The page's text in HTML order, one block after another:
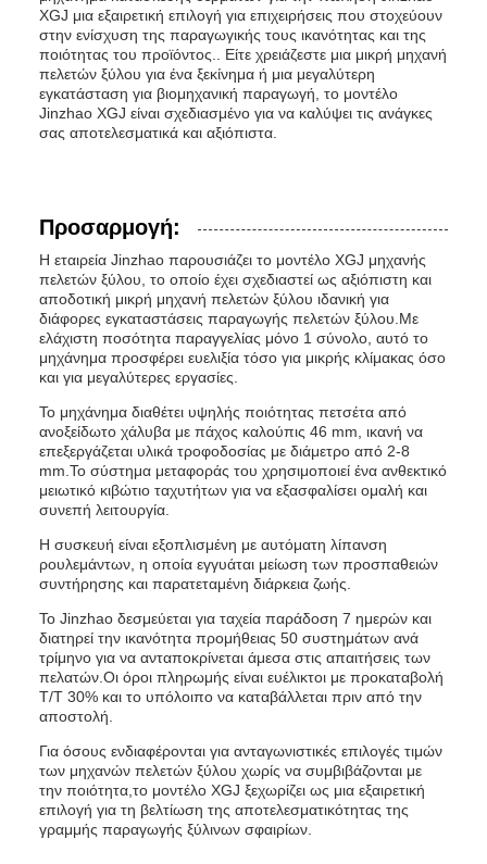
XGJ μια εξαιρετική επιλογή για επιχειρήσεις που στοχεύουν
στην ενίσχυση της παραγωγικής τους ικανότητας και της
ποιότητας του προϊόντος.. Είτε χρειάζεστε μια μικρή μηχανή
πελετών ξύλου για ένα ξεκίνημα ή μια μεγαλύτερη
εγκατάσταση για βιομηχανική παραγωγή, το μοντέλο
Jinzhao XGJ είναι σχεδιασμένο για να καλύψει τις ανάγκες
σας αποτελεσματικά και αξιόπιστα.
Προσαρμογή:
Η εταιρεία Jinzhao παρουσιάζει το μοντέλο XGJ μηχανής
πελετών ξύλου, το οποίο έχει σχεδιαστεί ως αξιόπιστη και
αποδοτική μικρή μηχανή πελετών ξύλου ιδανική για
διάφορες εγκαταστάσεις παραγωγής πελετών ξύλου.Με
ελάχιστη ποσότητα παραγγελίας μόνο 1 σύνολο, αυτό το
μηχάνημα προσφέρει ευελιξία τόσο για μικρής κλίμακας όσο
και για μεγαλύτερες εργασίες.
Το μηχάνημα διαθέτει υψηλής ποιότητας πετσέτα από
ανοξείδωτο χάλυβα με πάχος καλούπις 46 mm, ικανή να
επεξεργάζεται υλικά τροφοδοσίας με διάμετρο από 2-8
mm.Το σύστημα μεταφοράς του χρησιμοποιεί ένα ανθεκτικό
μειωτικό κιβώτιο ταχυτήτων για να εξασφαλίσει ομαλή και
συνεπή λειτουργία.
Η συσκευή είναι εξοπλισμένη με αυτόματη λίπανση
ρουλεμάντων, η οποία εγγυάται μείωση των προσπαθειών
συντήρησης και παρατεταμένη διάρκεια ζωής.
Το Jinzhao δεσμεύεται για ταχεία παράδοση 7 ημερών και
διατηρεί την ικανότητα προμήθειας 50 συστημάτων ανά
τρίμηνο για να ανταποκρίνεται άμεσα στις απαιτήσεις των
πελατών.Οι όροι πληρωμής είναι ευέλικτοι με προκαταβολή
T/T 30% και το υπόλοιπο να καταβάλλεται πριν από την
αποστολή.
Για όσους ενδιαφέρονται για ανταγωνιστικές επιλογές τιμών
των μηχανών πελετών ξύλου χωρίς να συμβιβάζονται με
την ποιότητα,το μοντέλο XGJ ξεχωρίζει ως μια εξαιρετική
επιλογή για τη βελτίωση της αποτελεσματικότητας της
γραμμής παραγωγής ξύλινων σφαιρίων.